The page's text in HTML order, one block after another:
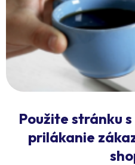
Použite stránku
prilákanie